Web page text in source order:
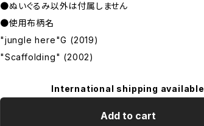
●ぬいぐるみ以外は付属しません
●使用布柄名
"jungle here"G (2019)
"Scaffolding" (2002)
International shipping available
Add to cart